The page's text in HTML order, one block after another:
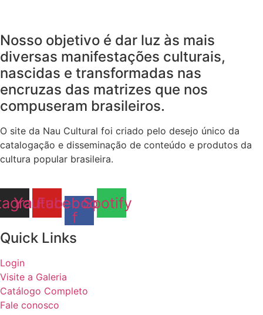
Nosso objetivo é dar luz às mais
diversas manifestações culturais,
nascidas e transformadas nas
encruzas das matrizes que nos
compuseram brasileiros.
O site da Nau Cultural foi criado pelo desejo único da
catalogação e disseminação de conteúdo e produtos da
cultura popular brasileira.
Youtube
Facebook-
f
Spotify
Quick Links
Login
Visite a Galeria
Catálogo Completo
Fale conosco